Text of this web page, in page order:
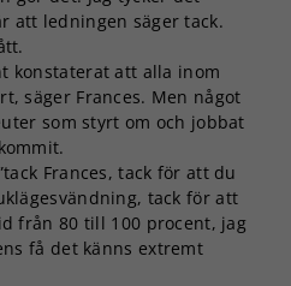
att ledningen säger tack.
konstaterat att alla inom
säger Frances. Men något
som styrt om och jobbat
Frances, tack för att du
tack för att
från 80 till 100 procent, jag
få det känns extremt